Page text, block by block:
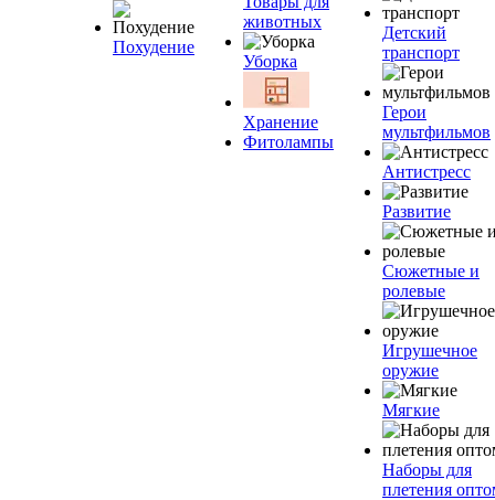
Похудение
животных
Уборка
Хранение
Фитолампы
Детский
транспорт
Герои
мультфильмов
Антистресс
Развитие
Сюжетные и
ролевые
Игрушечное
оружие
Мягкие
Наборы для
плетения